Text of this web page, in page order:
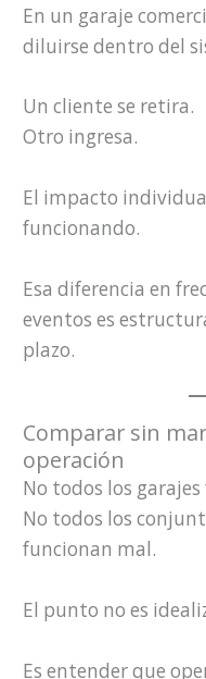
En un garaje
diluirse dentro del
Un cliente se retira.
Otro ingresa.
El impacto
funcionando.
Esa diferencia en
eventos es
plazo.
Comparar sin
operación
No todos los
No todos los
funcionan mal.
El punto no es
Es entender que